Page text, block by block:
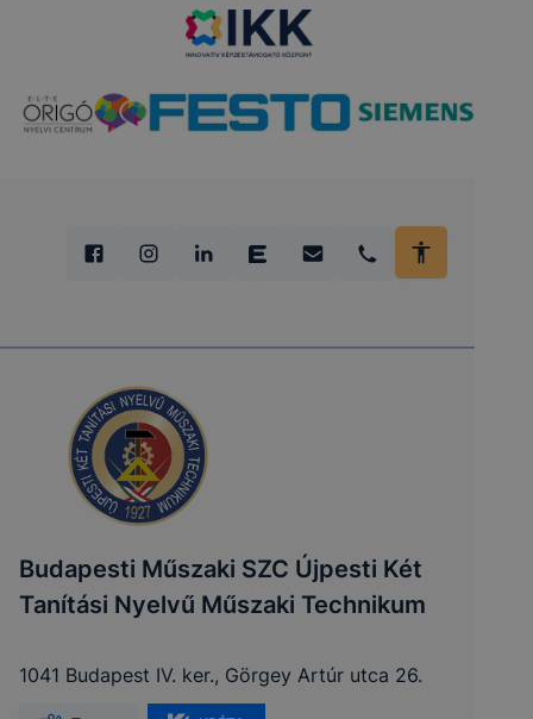
Budapesti Műszaki SZC Újpesti Két
Tanítási Nyelvű Műszaki Technikum
1041 Budapest IV. ker., Görgey Artúr utca 26.